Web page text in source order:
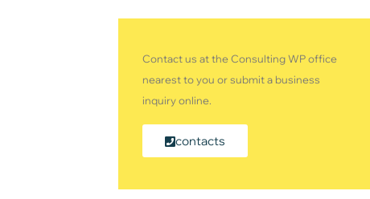
Contact us at the Consulting WP office
nearest to you or submit a business
inquiry online.
contacts